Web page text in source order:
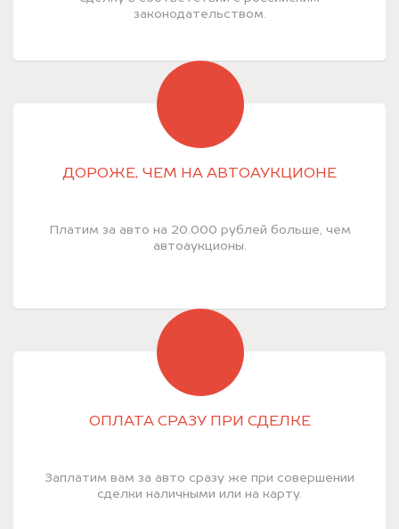
законодательством.
ДОРОЖЕ, ЧЕМ НА АВТОАУКЦИОНЕ
Платим за авто на 20.000 рублей больше, чем
автоаукционы.
ОПЛАТА СРАЗУ ПРИ СДЕЛКЕ
Заплатим вам за авто сразу же при совершении
сделки наличными или на карту.